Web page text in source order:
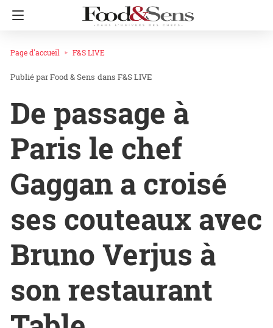
Page d'accueil F&S LIVE
Food & Sens dans F&S LIVE
De passage à
Paris le chef
Gaggan a croisé
ses couteaux avec
Bruno Verjus à
son restaurant